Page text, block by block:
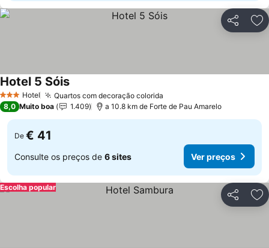
Partilhar
3 EstrelasHotel Quartos com decoração colorida
Hotel 5 SóisVer preços
8,0 Muito boa 1.409 a 10.8 km de Forte de Pau Amarelo
De € 41
Consulte os preços de 6 sites Ver preços
Partilhar
Escolha popular